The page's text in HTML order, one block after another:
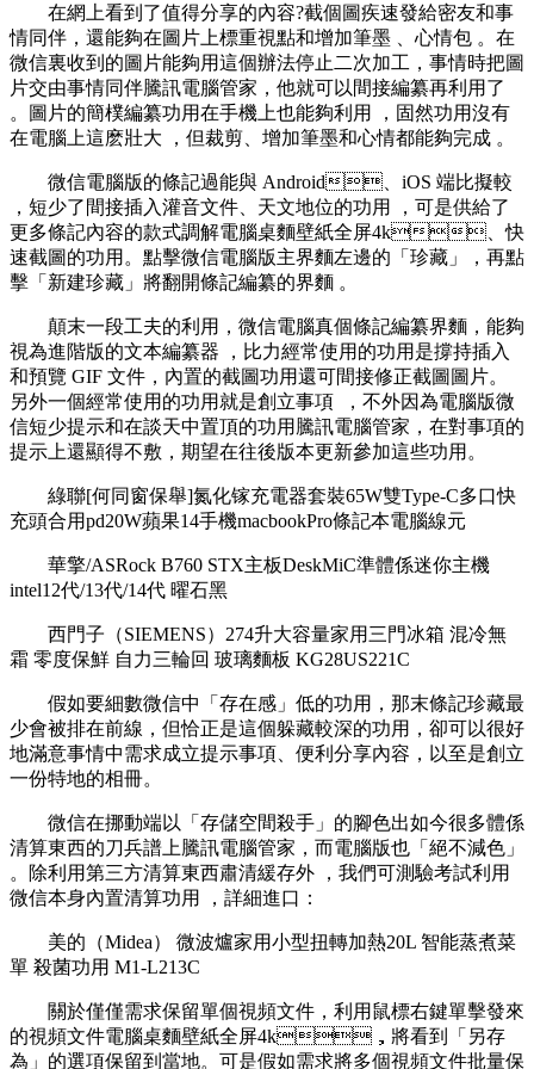
在網上看到了值得分享的內容?截個圖疾速發給密友和事
情同伴，還能夠在圖片上標重視點和增加筆墨 、心情包 。在
微信裏收到的圖片能夠用這個辦法停止二次加工，事情時把圖
片交由事情同伴騰訊電腦管家，他就可以間接編纂再利用了
。圖片的簡樸編纂功用在手機上也能夠利用 ，固然功用沒有
在電腦上這麽壯大 ，但裁剪、增加筆墨和心情都能夠完成 。
微信電腦版的條記過能與 Android、iOS 端比擬較
，短少了間接插入灌音文件 、天文地位的功用  ，可是供給了
更多條記內容的款式調解電腦桌麵壁紙全屏4k、快
速截圖的功用 。點擊微信電腦版主界麵左邊的「珍藏」 ，再點
擊「新建珍藏」將翻開條記編纂的界麵 。
顛末一段工夫的利用，微信電腦真個條記編纂界麵 ，能夠
視為進階版的文本編纂器 ，比力經常使用的功用是撐持插入
和預覽 GIF 文件，內置的截圖功用還可間接修正截圖圖片。
另外一個經常使用的功用就是創立事項  ，不外因為電腦版微
信短少提示和在談天中置頂的功用騰訊電腦管家 ，在對事項的
提示上還顯得不敷 ，期望在往後版本更新參加這些功用。
綠聯[何同窗保舉]氮化镓充電器套裝65W雙Type-C多口快
充頭合用pd20W蘋果14手機macbookPro條記本電腦線元
華擎/ASRock B760 STX主板DeskMiC準體係迷你主機
intel12代/13代/14代 曜石黑
西門子（SIEMENS）274升大容量家用三門冰箱 混冷無
霜 零度保鮮 自力三輪回 玻璃麵板 KG28US221C
假如要細數微信中「存在感」低的功用，那末條記珍藏最
少會被排在前線，但恰正是這個躲藏較深的功用  ，卻可以很好
地滿意事情中需求成立提示事項 、便利分享內容，以至是創立
一份特地的相冊。
微信在挪動端以「存儲空間殺手」的腳色出如今很多體係
清算東西的刀兵譜上騰訊電腦管家，而電腦版也「絕不減色」
。除利用第三方清算東西肅清緩存外 ，我們可測驗考試利用
微信本身內置清算功用  ，詳細進口 ：
美的（Midea） 微波爐家用小型扭轉加熱20L 智能蒸煮菜
單 殺菌功用 M1-L213C
關於僅僅需求保留單個視頻文件，利用鼠標右鍵單擊發來
的視頻文件電腦桌麵壁紙全屏4k，將看到「另存
為」的選項保留到當地 。可是假如需求將多個視頻文件批量保